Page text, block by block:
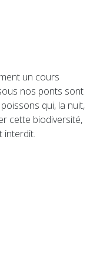
un cours
nos ponts sont
qui, la nuit,
cette biodiversité,
interdit.